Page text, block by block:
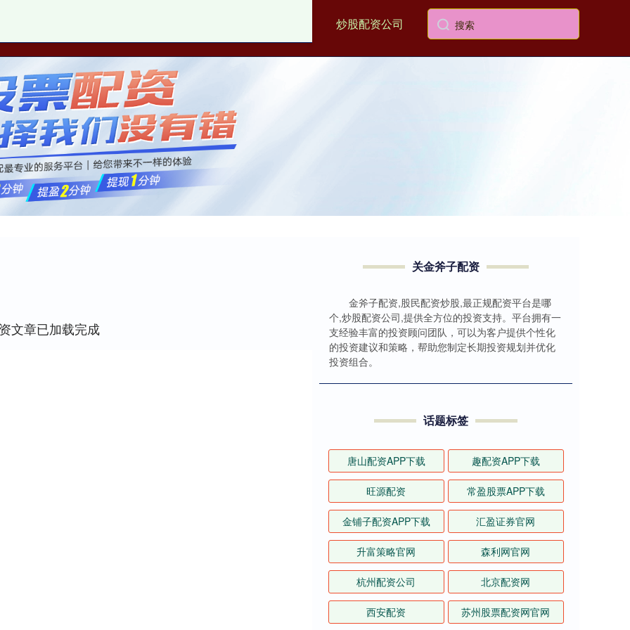
炒股配资公司
文章已加载完成
关金斧子配资
金斧子配资,股民配资炒股,最正规配资平台是哪
个,炒股配资公司,提供全方位的投资支持。平台拥有一
支经验丰富的投资顾问团队，可以为客户提供个性化
的投资建议和策略，帮助您制定长期投资规划并优化
投资组合。
话题标签
唐山配资APP下载 趣配资APP下载
旺源配资 常盈股票APP下载
金铺子配资APP下载 汇盈证券官网
升富策略官网 森利网官网
杭州配资公司 北京配资网
西安配资 苏州股票配资网官网